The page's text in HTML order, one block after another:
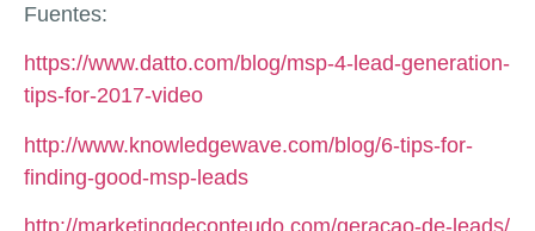
Fuentes:
https://www.datto.com/blog/msp-4-lead-generation-
tips-for-2017-video
http://www.knowledgewave.com/blog/6-tips-for-
finding-good-msp-leads